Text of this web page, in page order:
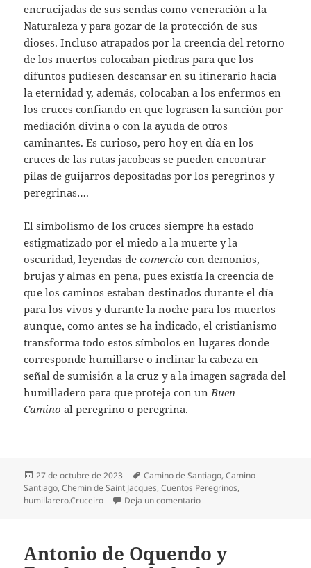
encrucijadas de sus sendas como veneración a la
Naturaleza y para gozar de la protección de sus
dioses. Incluso atrapados por la creencia del retorno
de los muertos colocaban piedras para que los
difuntos pudiesen descansar en su itinerario hacia
la eternidad y, además, colocaban a los enfermos en
los cruces confiando en que lograsen la sanción por
mediación divina o con la ayuda de otros
caminantes. Es curioso, pero hoy en día en los
cruces de las rutas jacobeas se pueden encontrar
pilas de guijarros depositadas por los peregrinos y
peregrinas….
El simbolismo de los cruces siempre ha estado
estigmatizado por el miedo a la muerte y la
oscuridad, leyendas decomercio con demonios,
brujas y almas en pena, pues existía la creencia de
que los caminos estaban destinados durante el día
para los vivos y durante la noche para los muertos
aunque, como antes se ha indicado, el cristianismo
transforma todo estos símbolos en lugares donde
corresponde humillarse o inclinar la cabeza en
señal de sumisión a la cruz y a la imagen sagrada del
humilladero para que proteja con un Buen
Camino al peregrino o peregrina.
Publicado
el
27 de octubre de 2023 Etiquetas
Camino de Santiago,Camino
Santiago,Chemin de Saint Jacques,Cuentos Peregrinos,
humillarero.Cruceiro
Deja un comentarioen Los humilladeros del
Antonio de Oquendo y